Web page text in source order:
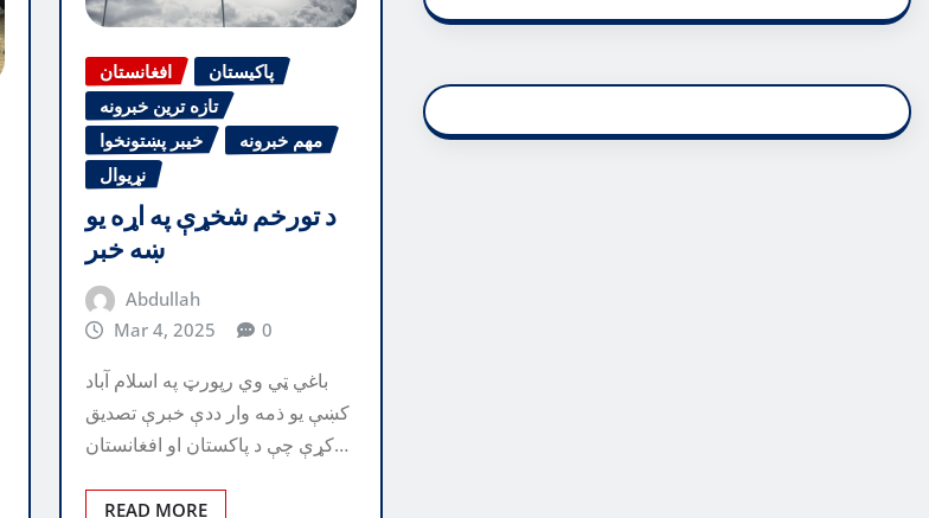
افغانستان
پاکیستان
تازه ترین خبرونه
خیبر پښتونخوا
مهم خبرونه
نړیوال
د تورخم شخړې په اړه یو
ښه خبر
Abdullah
Mar 4, 2025
0
باغي ټي وي رپورټ په اسلام آباد
کښې یو ذمه وار ددې خبرې تصدیق
کړې چې د پاکستان او افغانستان…
READ MORE